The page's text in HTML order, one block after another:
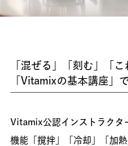
「混ぜる」「刻む」「
「Vitamixの基本講座」で
Vitamix公認インストラクタ
機能「撹拌」「冷却」「加